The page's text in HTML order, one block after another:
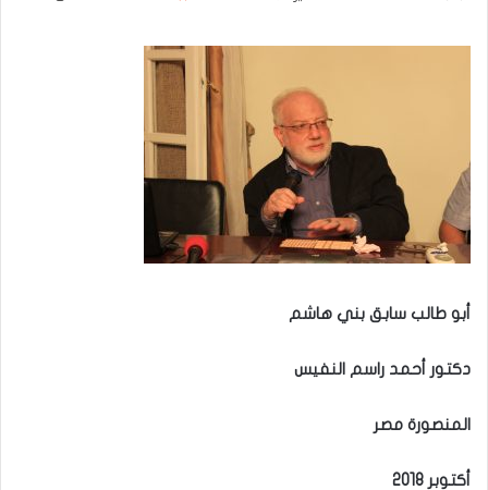
إلكترونيا
أبو طالب سابق بني هاشم
دكتور أحمد راسم النفيس
المنصورة مصر
أكتوبر 2018